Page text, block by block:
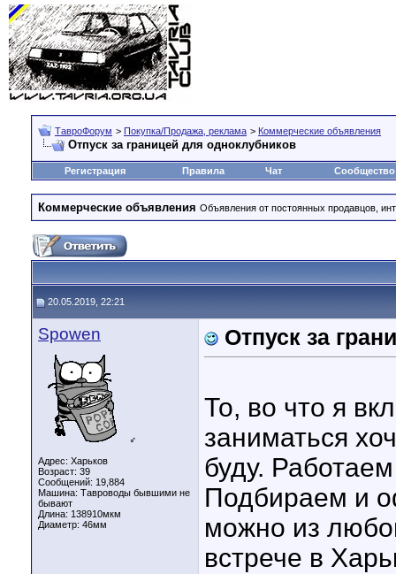
ТавроФорум > Покупка/Продажа, реклама > Коммерческие объявления
Отпуск за границей для одноклубников
Регистрация Правила Чат Сообщество
Коммерческие объявления Объявления от постоянных продавцов,
20.05.2019, 22:21
Spowen
♂
Адрес: Харьков
Возраст: 39
Сообщений: 19,884
Машина: Тавроводы бывшими не
бывают
Длина: 138910мкм
Диаметр: 46мм
Отпуск за
То, во что я
заниматься
буду.
Подбираем и
можно из
встрече в